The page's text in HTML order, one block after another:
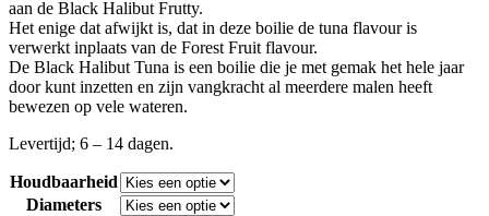
aan de Black Halibut Frutty.
Het enige dat afwijkt is, dat in deze boilie de tuna flavour is
verwerkt inplaats van de Forest Fruit flavour.
De Black Halibut Tuna is een boilie die je met gemak het hele jaar
door kunt inzetten en zijn vangkracht al meerdere malen heeft
bewezen op vele wateren.
Levertijd; 6 – 14 dagen.
Houdbaarheid
Diameters